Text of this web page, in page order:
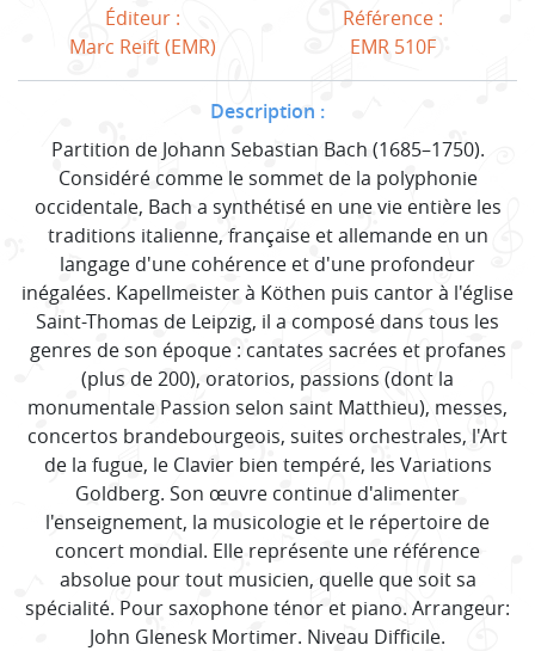
Éditeur :
Marc Reift (EMR)
Référence :
EMR 510F
Description :
Partition de Johann Sebastian Bach (1685–1750).
Considéré comme le sommet de la polyphonie
occidentale, Bach a synthétisé en une vie entière les
traditions italienne, française et allemande en un
langage d'une cohérence et d'une profondeur
inégalées. Kapellmeister à Köthen puis cantor à l'église
Saint-Thomas de Leipzig, il a composé dans tous les
genres de son époque : cantates sacrées et profanes
(plus de 200), oratorios, passions (dont la
monumentale Passion selon saint Matthieu), messes,
concertos brandebourgeois, suites orchestrales, l'Art
de la fugue, le Clavier bien tempéré, les Variations
Goldberg. Son œuvre continue d'alimenter
l'enseignement, la musicologie et le répertoire de
concert mondial. Elle représente une référence
absolue pour tout musicien, quelle que soit sa
spécialité. Pour saxophone ténor et piano. Arrangeur:
John Glenesk Mortimer. Niveau Difficile.